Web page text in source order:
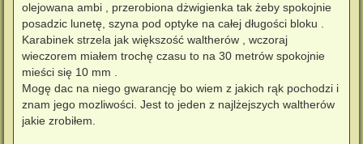
olejowana ambi , przerobiona dżwigienka tak żeby spokojnie
posadzic lunetę, szyna pod optyke na całej długości bloku .
Karabinek strzela jak większość waltherów , wczoraj
wieczorem miałem trochę czasu to na 30 metrów spokojnie
mieści się 10 mm .
Mogę dac na niego gwarancję bo wiem z jakich rąk pochodzi i
znam jego mozliwości. Jest to jeden z najlżejszych waltherów
jakie zrobiłem.